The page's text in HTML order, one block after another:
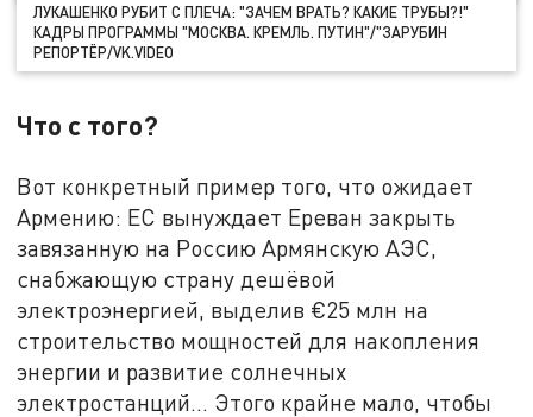
ЛУКАШЕНКО РУБИТ С ПЛЕЧА: "ЗАЧЕМ ВРАТЬ? КАКИЕ ТРУБЫ?!"
КАДРЫ ПРОГРАММЫ "МОСКВА. КРЕМЛЬ. ПУТИН"/"ЗАРУБИН
РЕПОРТЁР/VK.VIDEO
Что с того?
Вот конкретный пример того, что ожидает
Армению: ЕС вынуждает Ереван закрыть
завязанную на Россию Армянскую АЭС,
снабжающую страну дешёвой
электроэнергией, выделив €25 млн на
строительство мощностей для накопления
энергии и развитие солнечных
электростанций… Этого крайне мало, чтобы